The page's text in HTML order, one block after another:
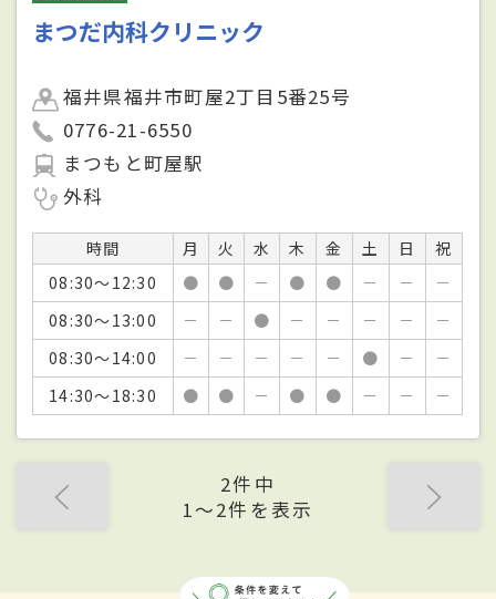
まつだ内科クリニック
福井県福井市町屋2丁目5番25号
0776-21-6550
まつもと町屋駅
外科
時間 月 火 水 木 金 土 日
祝
08:30～12:30
● ● － ● ● － －
－
08:30～13:00
－ － ● － － － －
－
08:30～14:00
－ － － － － ● －
－
14:30～18:30
● ● － ● ● － － －
2件中
1〜2件を表示